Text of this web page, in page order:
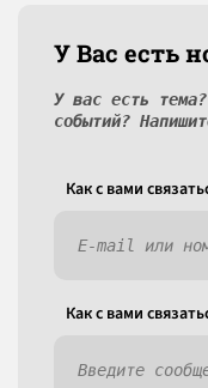
У Вас есть
У вас есть
событий?
Как c вами
Как c вами